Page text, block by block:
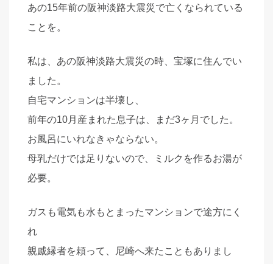
あの15年前の阪神淡路大震災で亡くなられている
ことを。
私は、あの阪神淡路大震災の時、宝塚に住んでい
ました。
自宅マンションは半壊し、
前年の10月産まれた息子は、まだ3ヶ月でした。
お風呂にいれなきゃならない。
母乳だけでは足りないので、ミルクを作るお湯が
必要。
ガスも電気も水もとまったマンションで途方にく
れ
親戚縁者を頼って、尼崎へ来たこともありまし